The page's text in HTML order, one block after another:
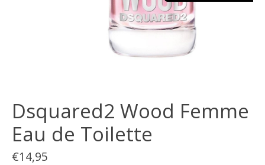
Dsquared2 Wood Femme
Eau de Toilette
€14,95